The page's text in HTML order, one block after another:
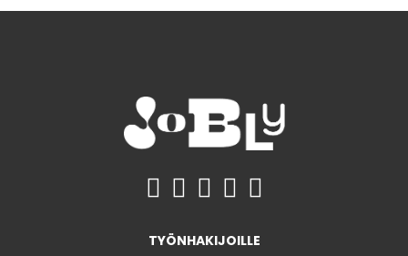
TYÖNHAKIJOILLE